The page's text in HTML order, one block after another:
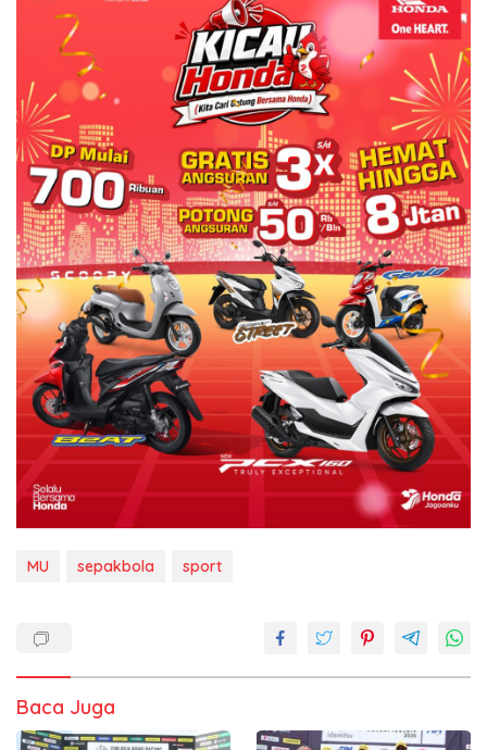
MU sepakbola sport
Baca Juga